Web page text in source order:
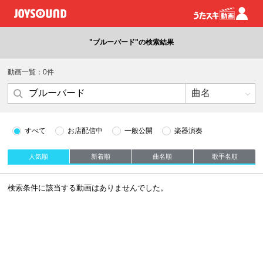
"ブルーバード"の検索結果
動画一覧：0件
すべて お店配信中 一般公開 楽器演奏
人気順 新着順 曲名順 歌手名順
検索条件に該当する動画はありませんでした。